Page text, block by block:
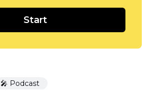
Start
🎤 Podcast